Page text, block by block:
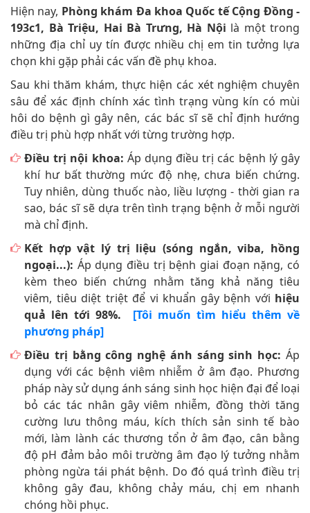
Hiện nay, Phòng khám Đa khoa Quốc tế Cộng Đồng -
193c1, Bà Triệu, Hai Bà Trưng, Hà Nội là một trong
những địa chỉ uy tín được nhiều chị em tin tưởng lựa
chọn khi gặp phải các vấn đề phụ khoa.
Sau khi thăm khám, thực hiện các xét nghiệm chuyên
sâu để xác định chính xác tình trạng vùng kín có mùi
hôi do bệnh gì gây nên, các bác sĩ sẽ chỉ định hướng
điều trị phù hợp nhất với từng trường hợp.
Điều trị nội khoa: Áp dụng điều trị các bệnh lý gây
khí hư bất thường mức độ nhẹ, chưa biến chứng.
Tuy nhiên, dùng thuốc nào, liều lượng - thời gian ra
sao, bác sĩ sẽ dựa trên tình trạng bệnh ở mỗi người
mà chỉ định.
Kết hợp vật lý trị liệu (sóng ngắn, viba, hồng
ngoại...): Áp dụng điều trị bệnh giai đoạn nặng, có
kèm theo biến chứng nhằm tăng khả năng tiêu
viêm, tiêu diệt triệt để vi khuẩn gây bệnh với hiệu
quả lên tới 98%. [Tôi muốn tìm hiểu thêm về
phương pháp]
Điều trị bằng công nghệ ánh sáng sinh học: Áp
dụng với các bệnh viêm nhiễm ở âm đạo. Phương
pháp này sử dụng ánh sáng sinh học hiện đại để loại
bỏ các tác nhân gây viêm nhiễm, đồng thời tăng
cường lưu thông máu, kích thích sản sinh tế bào
mới, làm lành các thương tổn ở âm đạo, cân bằng
độ pH đảm bảo môi trường âm đạo lý tưởng nhằm
phòng ngừa tái phát bệnh. Do đó quá trình điều trị
không gây đau, không chảy máu, chị em nhanh
chóng hồi phục.